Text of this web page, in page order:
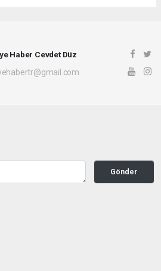
Haber Cevdet Düz
Gönder